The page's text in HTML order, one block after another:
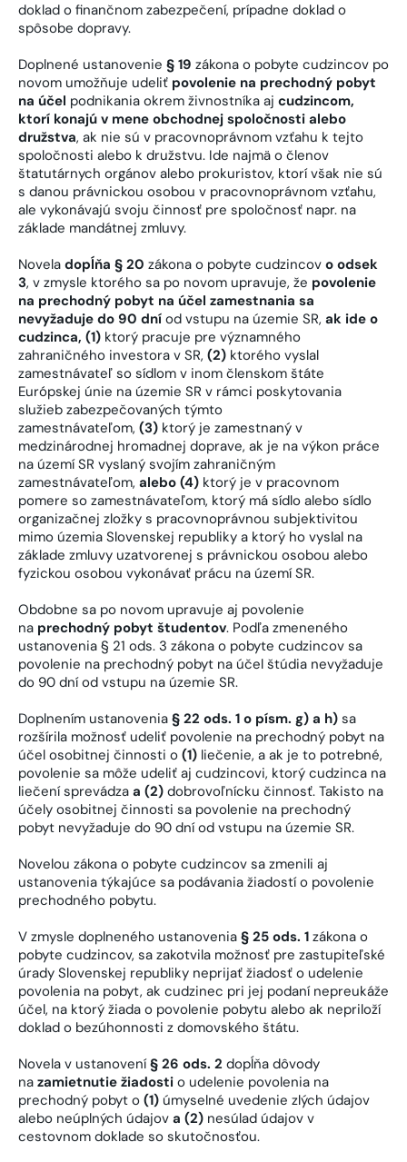
doklad o finančnom zabezpečení, prípadne doklad o
spôsobe dopravy.
Doplnené ustanovenie § 19 zákona o pobyte cudzincov po
novom umožňuje udeliť povolenie na prechodný pobyt
na účel podnikania okrem živnostníka aj cudzincom,
ktorí konajú v mene obchodnej spoločnosti alebo
družstva, ak nie sú v pracovnoprávnom vzťahu k tejto
spoločnosti alebo k družstvu. Ide najmä o členov
štatutárnych orgánov alebo prokuristov, ktorí však nie sú
s danou právnickou osobou v pracovnoprávnom vzťahu,
ale vykonávajú svoju činnosť pre spoločnosť napr. na
základe mandátnej zmluvy.
Novela dopĺňa § 20 zákona o pobyte cudzincov o odsek
3, v zmysle ktorého sa po novom upravuje, že povolenie
na prechodný pobyt na účel zamestnania sa
nevyžaduje do 90 dní od vstupu na územie SR, ak ide o
cudzinca, (1) ktorý pracuje pre významného
zahraničného investora v SR, (2) ktorého vyslal
zamestnávateľ so sídlom v inom členskom štáte
Európskej únie na územie SR v rámci poskytovania
služieb zabezpečovaných týmto
zamestnávateľom, (3) ktorý je zamestnaný v
medzinárodnej hromadnej doprave, ak je na výkon práce
na území SR vyslaný svojím zahraničným
zamestnávateľom, alebo (4) ktorý je v pracovnom
pomere so zamestnávateľom, ktorý má sídlo alebo sídlo
organizačnej zložky s pracovnoprávnou subjektivitou
mimo územia Slovenskej republiky a ktorý ho vyslal na
základe zmluvy uzatvorenej s právnickou osobou alebo
fyzickou osobou vykonávať prácu na území SR.
Obdobne sa po novom upravuje aj povolenie
na prechodný pobyt študentov. Podľa zmeneného
ustanovenia § 21 ods. 3 zákona o pobyte cudzincov sa
povolenie na prechodný pobyt na účel štúdia nevyžaduje
do 90 dní od vstupu na územie SR.
Doplnením ustanovenia § 22 ods. 1 o písm. g) a h) sa
rozšírila možnosť udeliť povolenie na prechodný pobyt na
účel osobitnej činnosti o (1) liečenie, a ak je to potrebné,
povolenie sa môže udeliť aj cudzincovi, ktorý cudzinca na
liečení sprevádza a (2) dobrovoľnícku činnosť. Takisto na
účely osobitnej činnosti sa povolenie na prechodný
pobyt nevyžaduje do 90 dní od vstupu na územie SR.
Novelou zákona o pobyte cudzincov sa zmenili aj
ustanovenia týkajúce sa podávania žiadostí o povolenie
prechodného pobytu.
V zmysle doplneného ustanovenia § 25 ods. 1 zákona o
pobyte cudzincov, sa zakotvila možnosť pre zastupiteľské
úrady Slovenskej republiky neprijať žiadosť o udelenie
povolenia na pobyt, ak cudzinec pri jej podaní nepreukáže
účel, na ktorý žiada o povolenie pobytu alebo ak nepriloží
doklad o bezúhonnosti z domovského štátu.
Novela v ustanovení§ 26 ods. 2 dopĺňa dôvody
na zamietnutie žiadosti o udelenie povolenia na
prechodný pobyt o (1) úmyselné uvedenie zlých údajov
alebo neúplných údajov a (2) nesúlad údajov v
cestovnom doklade so skutočnosťou.